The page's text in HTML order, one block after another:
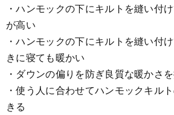
・ハンモックの下にキルトを縫い付
が高い
・ハンモックの下にキルトを縫い付
きに寝ても暖かい
・ダウンの偏りを防ぎ良質な暖かさ
・使う人に合わせてハンモックキル
きる